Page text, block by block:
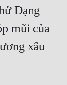
Dạng
mũi của
xấu